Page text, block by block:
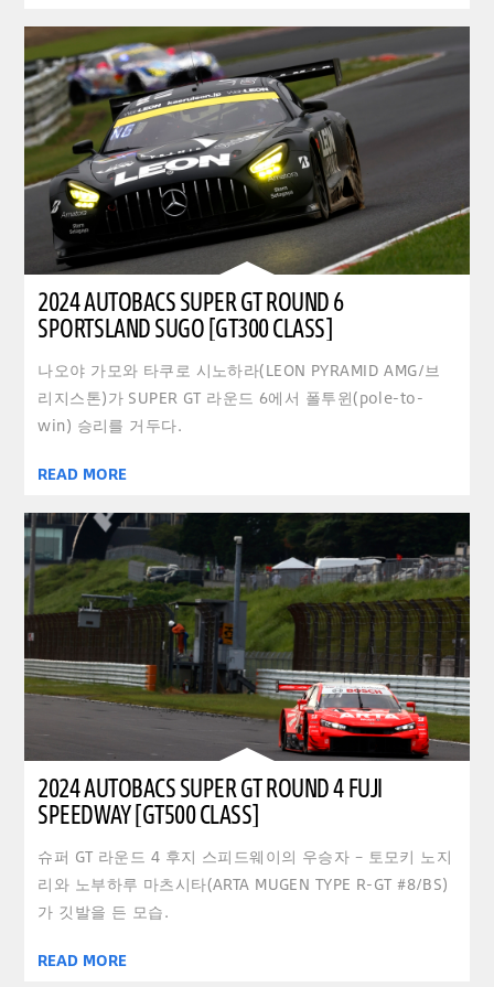
2024 AUTOBACS SUPER GT ROUND 6
SPORTSLAND SUGO [GT300 CLASS]
나오야 가모와 타쿠로 시노하라(LEON PYRAMID AMG/브
리지스톤)가 SUPER GT 라운드 6에서 폴투윈(pole-to-
win) 승리를 거두다.
READ MORE
2024 AUTOBACS SUPER GT ROUND 4 FUJI
SPEEDWAY [GT500 CLASS]
슈퍼 GT 라운드 4 후지 스피드웨이의 우승자 – 토모키 노지
리와 노부하루 마츠시타(ARTA MUGEN TYPE R-GT #8/BS)
가 깃발을 든 모습.
READ MORE